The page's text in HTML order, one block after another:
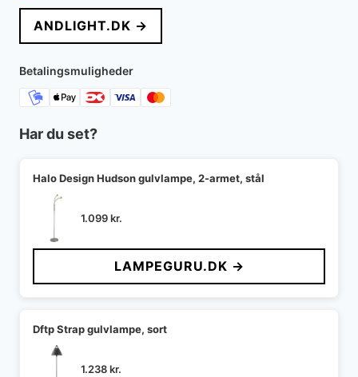
pris
var:
8.999 kr..
pris
er:
ANDLIGHT.DK →
Betalingsmuligheder
Har du set?
Halo Design Hudson gulvlampe, 2-armet, stål
1.099kr.
LAMPEGURU.DK →
Dftp Strap gulvlampe, sort
1.238kr.